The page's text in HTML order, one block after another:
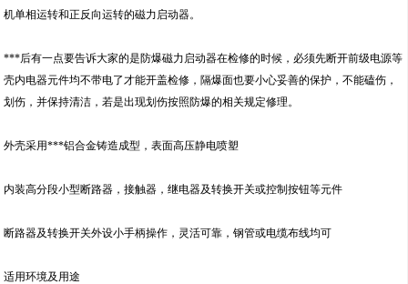
机单相运转和正反向运转的磁力启动器。
***后有一点要告诉大家的是防爆磁力启动器在检修的时候，必须先断开前级电源等
壳内电器元件均不带电了才能开盖检修，隔爆面也要小心妥善的保护，不能磕伤，
划伤，并保持清洁，若是出现划伤按照防爆的相关规定修理。
外壳采用***铝合金铸造成型，表面高压静电喷塑
内装高分段小型断路器，接触器，继电器及转换开关或控制按钮等元件
断路器及转换开关外设小手柄操作，灵活可靠，钢管或电缆布线均可
适用环境及用途